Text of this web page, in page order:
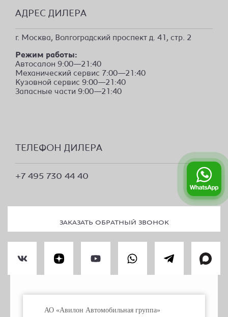
АО «Авилон Автомобильная группа»
АДРЕС ДИЛЕРА
г. Москва, Волгоградский проспект д. 41, стр. 2
Режим работы:
Автосалон 9:00—21:40
Механический сервис 7:00—21:40
Кузовной сервис 9:00—21:40
Запасные части 9:00—21:40
ТЕЛЕФОН ДИЛЕРА
+7 495 730 44 40
ЗАКАЗАТЬ ОБРАТНЫЙ ЗВОНОК
ПЕРСОНАЛЬНЫЕ ДАННЫЕ